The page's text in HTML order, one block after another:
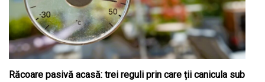
Răcoare pasivă acasă: trei reguli prin care ții canicula sub